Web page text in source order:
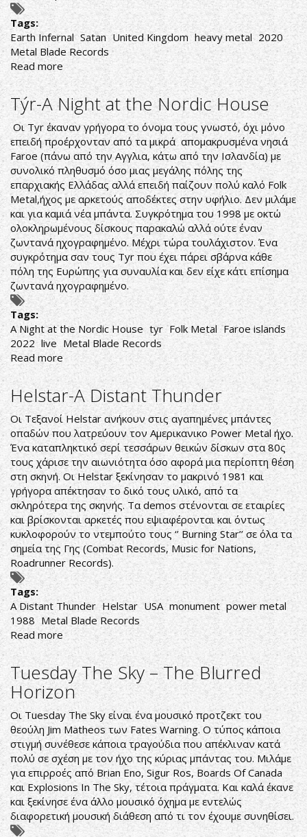
Tags:
Earth Infernal Satan United Kingdom heavy metal 2020
Metal Blade Records
Read more about
Satan-
Earth
Infernal
Týr-A Night at the Nordic House
Οι Tyr έκαναν γρήγορα το όνομα τους γνωστό, όχι μόνο
επειδή προέρχονταν από τα μικρά απομακρυσμένα νησιά
Faroe (πάνω από την Αγγλια, κάτω από την Ισλανδία) με
συνολικό πληθυσμό όσο μιας μεγάλης πόλης της
επαρχιακής Ελλάδας αλλά επειδή παίζουν πολύ καλό Folk
Metal,ήχος με αρκετούς αποδέκτες στην υφήλιο. Δεν μιλάμε
και για καμιά νέα μπάντα. Συγκρότημα του 1998 με οκτώ
ολοκληρωμένους δίσκους παρακαλώ αλλά ούτε έναν
ζωντανά ηχογραφημένο. Μέχρι τώρα τουλάχιστον. Ένα
συγκρότημα σαν τους Tyr που έχει πάρει σβάρνα κάθε
πόλη της Ευρώπης για συναυλία και δεν είχε κάτι επίσημα
ζωντανά ηχογραφημένο.
Tags:
A Night at the Nordic House tyr Folk Metal Faroe islands
2022 live Metal Blade Records
Read moreabout
Týr-
A
Night
at
the
Nordic
House
Helstar-A Distant Thunder
Οι Τεξανοί Helstar ανήκουν στις αγαπημένες μπάντες
οπαδών που λατρεύουν τον Αμερικανικο Power Metal ήχο.
Ένα καταπληκτικό σερί τεσσάρων θεικών δίσκων στα 80ς
τους χάρισε την αιωνιότητα όσο αφορά μια περίοπτη θέση
στη σκηνή. Οι Helstar ξεκίνησαν το μακρινό 1981 και
γρήγορα απέκτησαν το δικό τους υλικό, από τα
σκληρότερα της σκηνής. Τα demos στένονται σε εταιρίες
και βρίσκονται αρκετές που εψιαφέρονται και όντως
κυκλοφορούν το ντεμπούτο τους ‘’ Burning Star’’ σε όλα τα
σημεία της Γης (Combat Records, Music for Nations,
Roadrunner Records).
Tags:
A Distant Thunder Helstar USA monument power metal
1988 Metal Blade Records
Read moreabout
Helstar-
A
Distant
Thunder
Tuesday The Sky – The Blurred
Horizon
Οι Tuesday The Sky είναι ένα μουσικό προτζεκτ του
θεούλη Jim Matheos των Fates Warning. Ο τύπος κάποια
στιγμή συνέθεσε κάποια τραγούδια που απέκλιναν κατά
πολύ σε σχέση με τον ήχο της κύριας μπάντας του. Μιλάμε
για επιρροές από Brian Eno, Sigur Ros, Boards Of Canada
και Explosions In The Sky, τέτοια πράγματα. Και καλά έκανε
και ξεκίνησε ένα άλλο μουσικό όχημα με εντελώς
διαφορετική μουσική διάθεση από τι τον έχουμε συνηθίσει.